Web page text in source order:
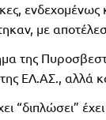
ενδεχομένως
με
της
ΕΛ.ΑΣ., αλλά
“διπλώσει”